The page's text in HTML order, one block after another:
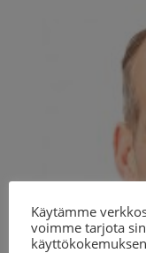
Käytämme
voimme tarjota